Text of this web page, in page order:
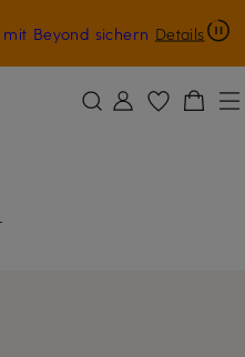
ZUM SUCHFELD ÜBERSPRINGEN
Beyond sichern Details